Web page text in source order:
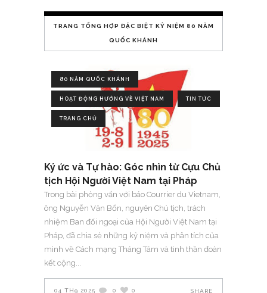
TRANG TỔNG HỢP ĐẶC BIỆT KỶ NIỆM 80 NĂM
QUỐC KHÁNH
80 NĂM QUỐC KHÁNH
HOẠT ĐỘNG HƯỚNG VỀ VIỆT NAM TIN TỨC
TRANG CHỦ
Ký ức và Tự hào: Góc nhìn từ Cựu Chủ
tịch Hội Người Việt Nam tại Pháp
Trong bài phỏng vấn với báo Courrier du Vietnam,
ông Nguyễn Văn Bổn, nguyên Chủ tịch, trách
nhiệm Ban đối ngoại của Hội Người Việt Nam tại
Pháp, đã chia sẻ những kỷ niệm và phân tích của
mình về Cách mạng Tháng Tám và tinh thần đoàn
kết cộng
04 TH9 2025 0 0 SHARE